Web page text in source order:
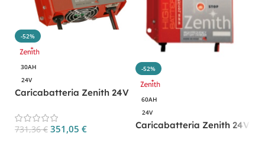
-52%
30AH
24V
Caricabatteria Zenith 24V
ZHF2430.LH
731,36€ 351,05 €
-52%
60AH
24V
Caricabatteria Zenith 24V